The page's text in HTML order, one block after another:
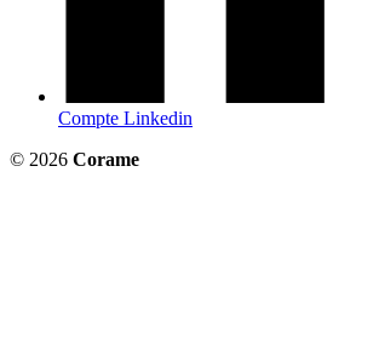
Compte Linkedin
© 2026 Corame